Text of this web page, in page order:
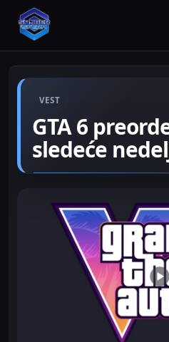
VEST
GTA 6
sledeće